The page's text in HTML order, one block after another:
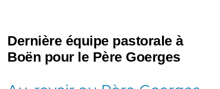
Dernière équipe pastorale à
Boën pour le Père Goerges